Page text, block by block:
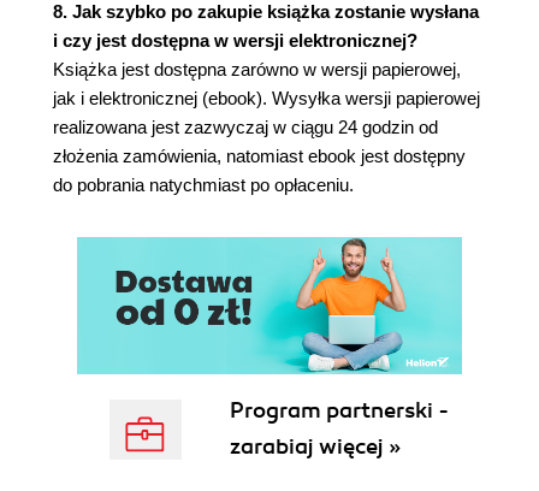
Ostateczny środek (207)
Kącik porad mistrzów fotografii (Rebeka Mudrick)
(208)
Kącik porad mistrzów fotografii (Gillian Gauthier)
Rozdział 11. Kamienie milowe i wspomnienia (213)
Specjalne okazje (217)
Kamienie milowe (220)
Zwierzakografia (224)
Kącik porad mistrzów fotografii (Amy Smith) (228)
Rozdział 12. Edycja zdjęć (233)
Do wyboru, do koloru (234)
8. Jak szybko po zakupie książka zostanie wysłana
i czy jest dostępna w wersji elektronicznej?
Książka jest dostępna zarówno w wersji papierowej,
jak i elektronicznej (ebook). Wysyłka wersji papierowej
realizowana jest zazwyczaj w ciągu 24 godzin od
złożenia zamówienia, natomiast ebook jest dostępny
do pobrania natychmiast po opłaceniu.
Program partnerski -
zarabiaj więcej »